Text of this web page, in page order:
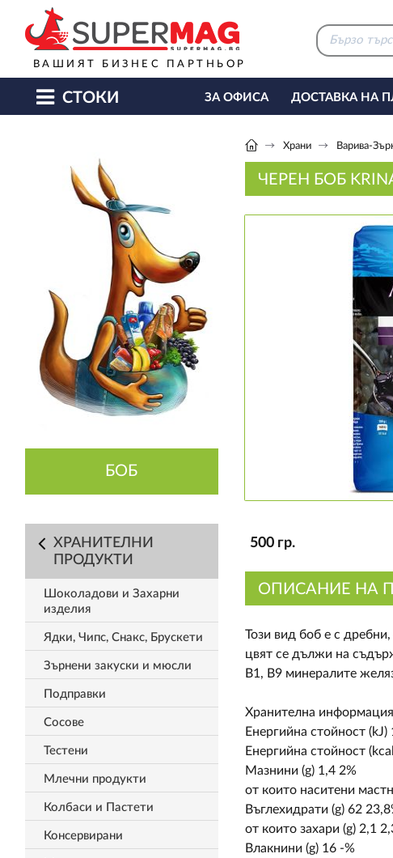
ВАШИЯТ БИЗНЕС ПАРТНЬОР
СТОКИ ЗА ОФИСА ДОСТАВКА НА
БОБ
ХРАНИТЕЛНИ
ПРОДУКТИ
Шоколадови и Захарни
изделия
Ядки, Чипс, Снакс, Брускети
Зърнени закуски и мюсли
Подправки
Сосове
Тестени
Млечни продукти
Колбаси и Пастети
Консервирани
Храни Варива-
ЧЕРЕН БОБ
500 гр.
ОПИСАНИЕ НА
Този вид боб е с
цвят се дължи на
В1, В9 минералите
Хранителна
Енергийна стойност (kJ)
Енергийна стойност
Мазнини (g) 1,4 2%
от които наситени
Въглехидрати (g) 62
от които захари (g) 2,1
Влакнини (g) 16 -%